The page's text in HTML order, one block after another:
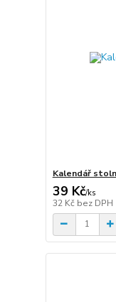
Kalendář
39 Kč/ks
32 Kč bez DPH